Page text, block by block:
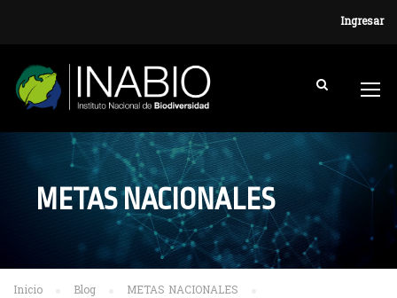
Ingresar
METAS NACIONALES
Inicio Blog
METAS NACIONALES